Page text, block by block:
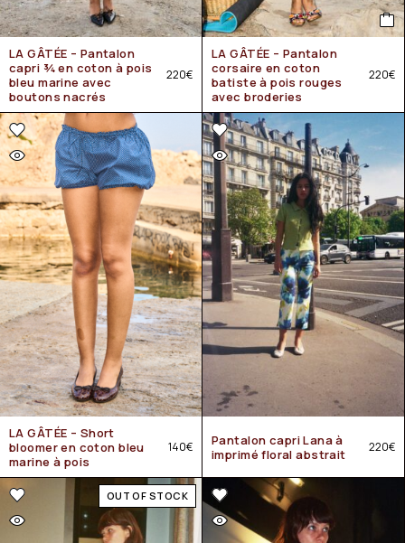
LA GÂTÉE – Pantalon
capri ¾ en coton à pois
bleu marine avec
boutons nacrés
220€
LA GÂTÉE – Pantalon
corsaire en coton
batiste à pois rouges
avec broderies
220€
LA GÂTÉE – Short
bloomer en coton bleu
marine à pois
140€
Pantalon capri Lana à
imprimé floral abstrait
220€
OUT OF STOCK